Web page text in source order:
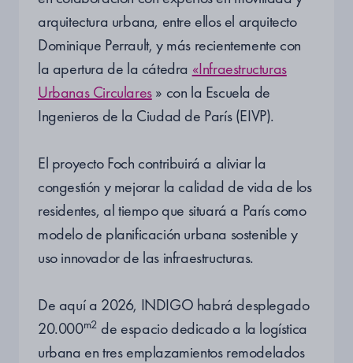
arquitectura urbana, entre ellos el arquitecto
Dominique Perrault, y más recientemente con
la apertura de la cátedra «Infraestructuras
Urbanas Circulares» con la Escuela de
Ingenieros de la Ciudad de París (EIVP).
El proyecto Foch contribuirá a aliviar la
congestión y mejorar la calidad de vida de los
residentes, al tiempo que situará a París como
modelo de planificación urbana sostenible y
uso innovador de las infraestructuras.
De aquí a 2026, INDIGO habrá desplegado
20.000m2 de espacio dedicado a la logística
urbana en tres emplazamientos remodelados